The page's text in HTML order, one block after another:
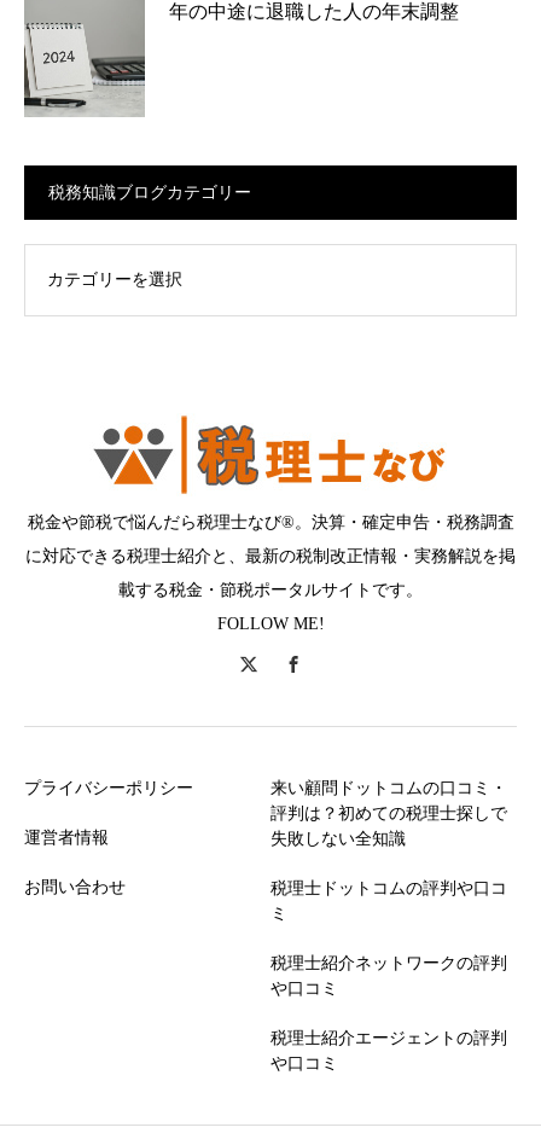
年の中途に退職した人の年末調整
税務知識ブログカテゴリー
税金や節税で悩んだら税理士なび®。決算・確定申告・税務調査
に対応できる税理士紹介と、最新の税制改正情報・実務解説を掲
載する税金・節税ポータルサイトです。
FOLLOW ME!
プライバシーポリシー
運営者情報
お問い合わせ
来い顧問ドットコムの口コミ・
評判は？初めての税理士探しで
失敗しない全知識
税理士ドットコムの評判や口コ
ミ
税理士紹介ネットワークの評判
や口コミ
税理士紹介エージェントの評判
や口コミ